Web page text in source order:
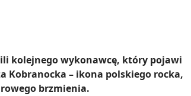
kolejnego wykonawcę, który pojawi
Kobranocka – ikona polskiego rocka,
brzmienia.